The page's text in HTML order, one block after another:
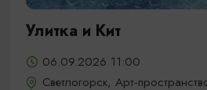
Улитка и Кит
06.09.2026 11:00
Светлогорск, Арт-